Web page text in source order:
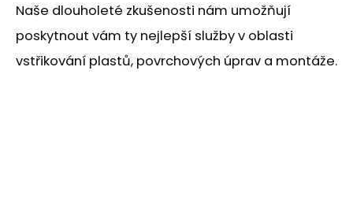
Naše dlouholeté zkušenosti nám umožňují
poskytnout vám ty nejlepší služby v oblasti
vstřikování plastů, povrchových úprav a montáže.